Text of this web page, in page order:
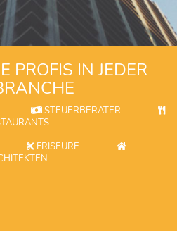
PROFIS IN JEDER
STEUERBERATER
FRISEURE